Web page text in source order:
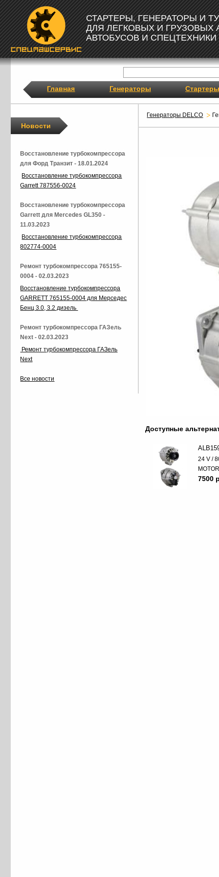
СТАРТЕРЫ, ГЕНЕРАТОРЫ И
ДЛЯ ЛЕГКОВЫХ И ГРУЗОВЫХ
АВТОБУСОВ И СПЕЦТЕХНИКИ
Главная Генераторы Стартеры
Генераторы DELCO
Доступные
24 V /
7500
Новости
Восстановление турбокомпрессора
для Форд Транзит - 18.01.2024
Восстановление турбокомпрессора
Garrett 787556-0024
Восстановление турбокомпрессора
Garrett для Mercedes GL350 -
11.03.2023
Восстановление турбокомпрессора
802774-0004
Ремонт турбокомпрессора 765155-
0004 - 02.03.2023
Восстановление турбокомпрессора
GARRETT 765155-0004 для Мерседес
Бенц 3.0, 3.2 дизель
Ремонт турбокомпрессора ГАЗель
Next - 02.03.2023
Ремонт турбокомпрессора ГАЗель
Next
Все новости